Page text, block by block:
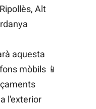
Alt
aquesta
mòbils 📱
l'exterior